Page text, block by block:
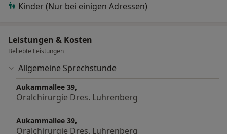
Kinder (Nur bei einigen Adressen)
Leistungen & Kosten
Beliebte Leistungen
Allgemeine Sprechstunde
Aukammallee 39,
Oralchirurgie Dres. Luhrenberg
Aukammallee 39,
Oralchirurgie Dres. Luhrenberg